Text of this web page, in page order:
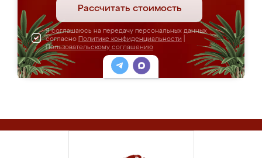
Рассчитать стоимость
Я соглашаюсь на передачу персональных данных
согласно Политике конфиденциальности
Пользовательскому соглашению